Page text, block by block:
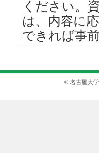
ください。
は、内容に
できれば事
© 名古屋大